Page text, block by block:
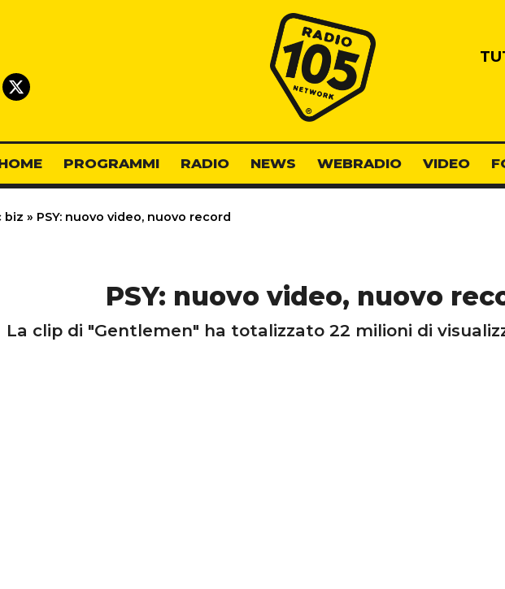
Radio 105
PROGRAMMI RADIO NEWS WEBRADIO VIDEO
biz » PSY: nuovo video, nuovo record
PSY: nuovo video, nuovo
La clip di "Gentlemen" ha totalizzato 22 milioni di